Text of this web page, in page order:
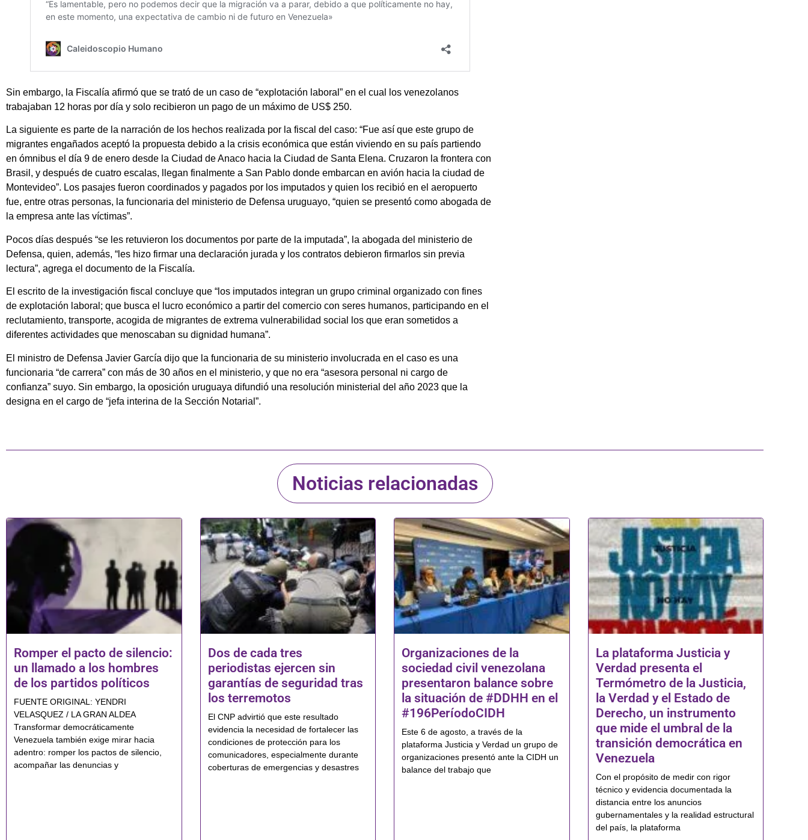
Sin embargo, la Fiscalía afirmó que se trató de un caso de “explotación laboral” en el cual los venezolanos
trabajaban 12 horas por día y solo recibieron un pago de un máximo de US$ 250.
La siguiente es parte de la narración de los hechos realizada por la fiscal del caso: “Fue así que este grupo de
migrantes engañados aceptó la propuesta debido a la crisis económica que están viviendo en su país partiendo
en ómnibus el día 9 de enero desde la Ciudad de Anaco hacia la Ciudad de Santa Elena. Cruzaron la frontera con
Brasil, y después de cuatro escalas, llegan finalmente a San Pablo donde embarcan en avión hacia la ciudad de
Montevideo”. Los pasajes fueron coordinados y pagados por los imputados y quien los recibió en el aeropuerto
fue, entre otras personas, la funcionaria del ministerio de Defensa uruguayo, “quien se presentó como abogada de
la empresa ante las víctimas”.
Pocos días después “se les retuvieron los documentos por parte de la imputada”, la abogada del ministerio de
Defensa, quien, además, “les hizo firmar una declaración jurada y los contratos debieron firmarlos sin previa
lectura”, agrega el documento de la Fiscalía.
El escrito de la investigación fiscal concluye que “los imputados integran un grupo criminal organizado con fines
de explotación laboral; que busca el lucro económico a partir del comercio con seres humanos, participando en el
reclutamiento, transporte, acogida de migrantes de extrema vulnerabilidad social los que eran sometidos a
diferentes actividades que menoscaban su dignidad humana”.
El ministro de Defensa Javier García dijo que la funcionaria de su ministerio involucrada en el caso es una
funcionaria “de carrera” con más de 30 años en el ministerio, y que no era “asesora personal ni cargo de
confianza” suyo. Sin embargo, la oposición uruguaya difundió una resolución ministerial del año 2023 que la
designa en el cargo de “jefa interina de la Sección Notarial”.
Noticias relacionadas
Romper el pacto de silencio:
un llamado a los hombres
de los partidos políticos
FUENTE ORIGINAL: YENDRI
VELASQUEZ / LA GRAN ALDEA
Transformar democráticamente
Venezuela también exige mirar hacia
adentro: romper los pactos de silencio,
acompañar las denuncias y
Dos de cada tres
periodistas ejercen sin
garantías de seguridad tras
los terremotos
El CNP advirtió que este resultado
evidencia la necesidad de fortalecer las
condiciones de protección para los
comunicadores, especialmente durante
coberturas de emergencias y desastres
Organizaciones de la
sociedad civil venezolana
presentaron balance sobre
la situación de #DDHH en el
#196PeríodoCIDH
Este 6 de agosto, a través de la
plataforma Justicia y Verdad un grupo de
organizaciones presentó ante la CIDH un
balance del trabajo que
La plataforma Justicia y
Verdad presenta el
Termómetro de la Justicia,
la Verdad y el Estado de
Derecho, un instrumento
que mide el umbral de la
transición democrática en
Venezuela
Con el propósito de medir con rigor
técnico y evidencia documentada la
distancia entre los anuncios
gubernamentales y la realidad estructural
del país, la plataforma